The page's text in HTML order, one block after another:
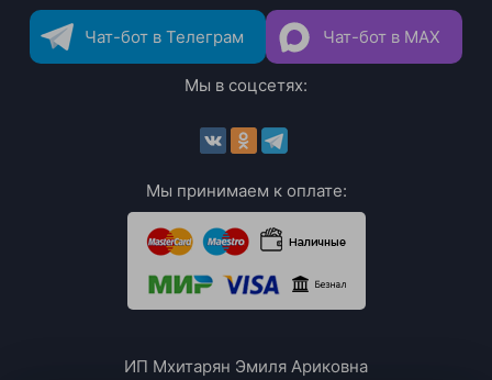
Чат-бот в Телеграм Чат-бот в MAX
Мы в соцсетях:
Мы принимаем к оплате:
ИП Мхитарян Эмиля Ариковна